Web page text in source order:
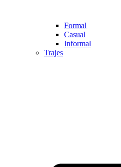
Formal
Casual
Informal
Trajes